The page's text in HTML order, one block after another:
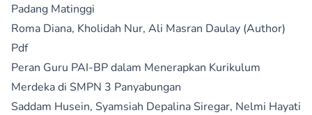
Padang Matinggi
Roma Diana, Kholidah Nur, Ali Masran Daulay (Author)
Pdf
Peran Guru PAI-BP dalam Menerapkan Kurikulum
Merdeka di SMPN 3 Panyabungan
Saddam Husein, Syamsiah Depalina Siregar, Nelmi Hayati